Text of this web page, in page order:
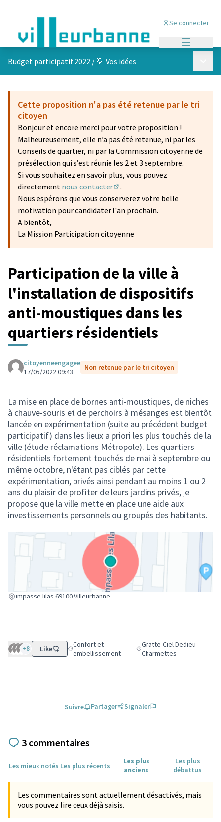
Se connecter
Budget participatif 2022 /💡 Vos idées
Cette proposition n'a pas été retenue par le tri
citoyen
Bonjour et encore merci pour votre proposition !
Malheureusement, elle n’a pas été retenue, ni par les
Conseils de quartier, ni par la Commission citoyenne de
présélection qui s’est réunie les 2 et 3 septembre.
Si vous souhaitez en savoir plus, vous pouvez
directement nous contacter
(S'ouvre dans un nouvel onglet)
.
Nous espérons que vous conserverez votre belle
motivation pour candidater l'an prochain.
A bientôt,
La Mission Participation citoyenne
Participation de la ville à
l'installation de dispositifs
anti-moustiques dans les
quartiers résidentiels
citoyenneengagee
17/05/2022 09:43
Non retenue par le tri citoyen
La mise en place de bornes anti-moustiques, de niches
à chauve-souris et de perchoirs à mésanges est bientôt
lancée en expérimentation (suite au précédent budget
participatif) dans les lieux a priori les plus touchés de la
ville (étude réclamations Métropole). Les quartiers
résidentiels fortement touchés de mai à septembre ou
même octobre, n'étant pas ciblés par cette
expérimentation, privés ainsi pendant au moins 1 ou 2
ans du plaisir de profiter de leurs jardins privés, je
propose que la ville mette en place une aide aux
investissements personnels ou groupés des habitants.
impasse lilas 69100 Villeurbanne
(Lien externe)
+8 Like Filtrer les résultats de la catégorie : Confort et
Confort et
embellissement
Filtrer les résultats pour le
Gratte-Ciel Dedieu
Charmettes
Suivre Partager Signaler
3 commentaires
Les mieux notés Les plus récents
Les plus
anciens
Les plus
débattus
Les commentaires sont actuellement désactivés, mais
vous pouvez lire ceux déjà saisis.